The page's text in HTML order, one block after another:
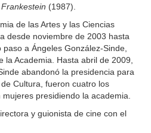
(1987).
de las Artes y las Ciencias
desde noviembre de 2003 hasta
a Ángeles González-Sinde,
la Academia. Hasta abril de 2009,
abandonó la presidencia para
Cultura, fueron cuatro los
presidiendo la academia.
y guionista de cine con el